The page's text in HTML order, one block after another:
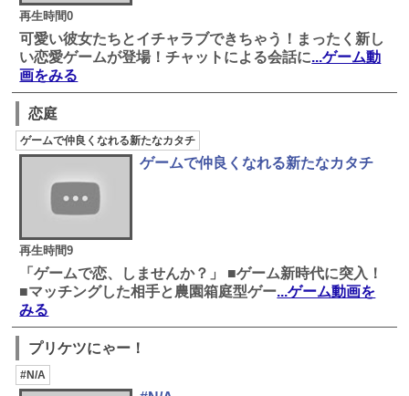
再生時間0
可愛い彼女たちとイチャラブできちゃう！まったく新し
い恋愛ゲームが登場！チャットによる会話に...ゲーム動
画をみる
恋庭
ゲームで仲良くなれる新たなカタチ
再生時間9
ゲームで仲良くなれる新たなカタチ
「ゲームで恋、しませんか？」 ■ゲーム新時代に突入！
■マッチングした相手と農園箱庭型ゲー...ゲーム動画を
みる
プリケツにゃー！
#N/A